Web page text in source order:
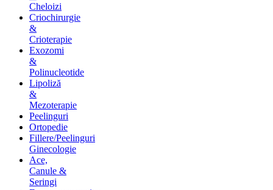
Cheloizi
Criochirurgie
&
Crioterapie
Exozomi
&
Polinucleotide
Lipoliză
&
Mezoterapie
Peelinguri
Ortopedie
Fillere/Peelinguri
Ginecologie
Ace,
Canule &
Seringi